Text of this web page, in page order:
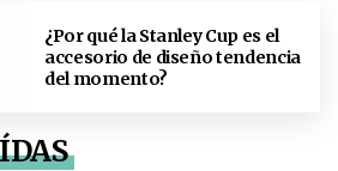
¿Por qué la Stanley Cup es el
accesorio de diseño tendencia
del momento?